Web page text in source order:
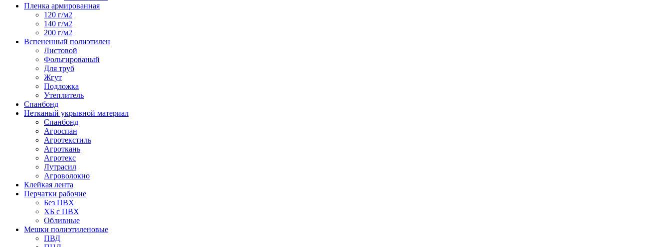
Пленка армированная
120 г/м2
140 г/м2
200 г/м2
Вспененный полиэтилен
Листовой
Фольгированый
Для труб
Жгут
Подложка
Утеплитель
Спанбонд
Нетканый укрывной материал
Спанбонд
Агроспан
Агротекстиль
Агроткань
Агротекс
Лутрасил
Агроволокно
Клейкая лента
Перчатки рабочие
Без ПВХ
ХБ с ПВХ
Обливные
Мешки полиэтиленовые
ПВД